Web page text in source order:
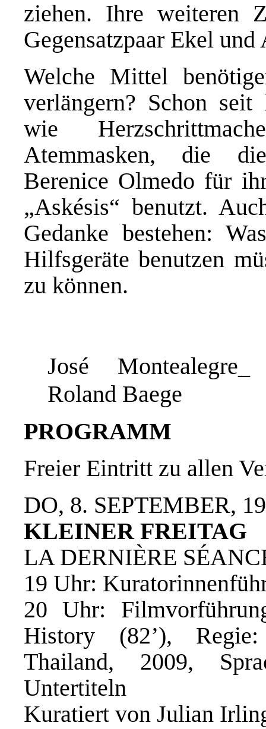
ziehen. Ihre weiteren
Gegensatzpaar Ekel und
Welche Mittel
verlängern? Schon
wie
Atemmasken, die
Berenice Olmedo für
„Askésis“ benutzt.
Gedanke bestehen:
Hilfsgeräte benutzen
zu können.
José
Roland Baege
PROGRAMM
Freier Eintritt zu allen
DO, 8. SEPTEMBER,
KLEINER FREITAG
LA DERNIÈRE
19 Uhr:
20 Uhr:
History (82’), Regie:
Thailand, 2009,
Untertiteln
Kuratiert von Julian